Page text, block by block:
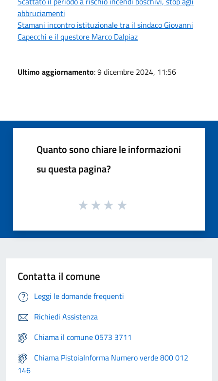
abbruciamenti
Stamani incontro istituzionale tra il sindaco Giovanni
Capecchi e il questore Marco Dalpiaz
Ultimo aggiornamento: 9 dicembre 2024, 11:56
Quanto sono chiare le informazioni
su questa pagina?
Contatta il comune
Leggi le domande frequenti
Richiedi Assistenza
Chiama il comune 0573 3711
Chiama PistoiaInforma Numero verde 800 012
146